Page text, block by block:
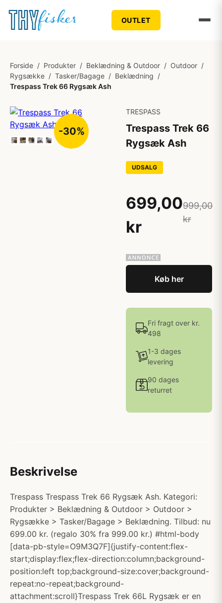
OUTLET
Forside / Produkter / Beklædning & Outdoor / Outdoor /
Rygsække / Tasker/Bagage / Beklædning /
Trespass Trek 66 Rygsæk Ash
-30%
TRESPASS
Trespass Trek 66
Rygsæk Ash
UDSALG
699,00
kr
999,00
kr
Køb her
Fri fragt over kr.
498
1-3 dages
levering
90 dages
returret
Beskrivelse
Trespass Trespass Trek 66 Rygsæk Ash. Kategori:
Produkter > Beklædning & Outdoor > Outdoor >
Rygsække > Tasker/Bagage > Beklædning. Tilbud: nu
699.00 kr. (regalo 30% fra 999.00 kr.) #html-body
[data-pb-style=O9M3Q7F]{justify-content:flex-
start;display:flex;flex-direction:column;background-
position:left top;background-size:cover;background-
repeat:no-repeat;background-
attachment:scroll}Trespass Trek 66L Rygsæk er en